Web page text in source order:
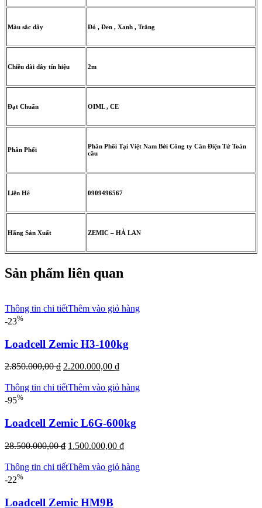
Màu sắc dây Đỏ , Đen , Xanh , Trắng
Chiều dài dây tín hiệu 2m
Đạt Chuẩn OIML , CE
Phân Phối
Phân Phối Tại Việt Nam Bởi Công ty Cân Điện Tử Toàn
cầu
Liên Hê 0909496567
Hãng Sản Xuất ZEMIC – HÀ LAN
Sản phẩm liên quan
Thông tin chi tiếtThêm vào giỏ hàng
-23%
Loadcell Zemic H3-100kg
2.850.000,00₫ Giá
là:
2.200.000,00 ₫Giá
tại
Thông tin chi tiếtThêm vào giỏ hàng
-95%
Loadcell Zemic L6G-600kg
28.500.000,00₫ Giá
là:
1.500.000,00 ₫Giá
tại
Thông tin chi tiếtThêm vào giỏ hàng
-22%
Loadcell Zemic HM9B